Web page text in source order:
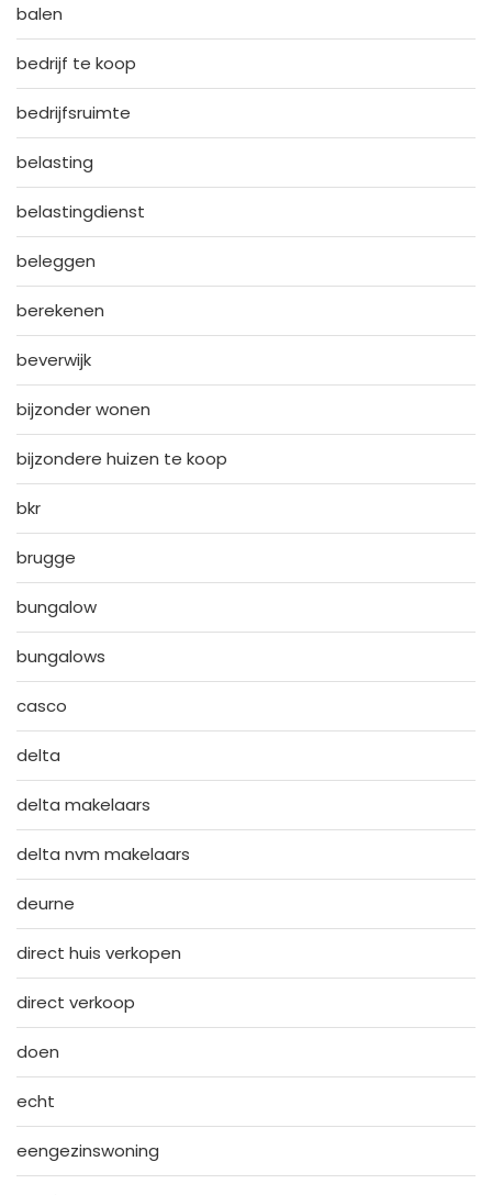
balen
bedrijf te koop
bedrijfsruimte
belasting
belastingdienst
beleggen
berekenen
beverwijk
bijzonder wonen
bijzondere huizen te koop
bkr
brugge
bungalow
bungalows
casco
delta
delta makelaars
delta nvm makelaars
deurne
direct huis verkopen
direct verkoop
doen
echt
eengezinswoning